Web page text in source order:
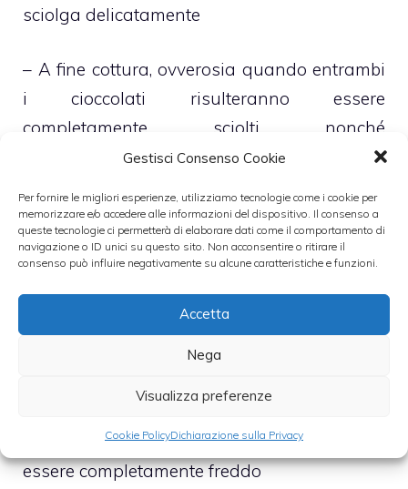
Gestisci Consenso Cookie
Per fornire le migliori esperienze, utilizziamo tecnologie come i cookie per
memorizzare e/o accedere alle informazioni del dispositivo. Il consenso a
queste tecnologie ci permetterà di elaborare dati come il comportamento di
navigazione o ID unici su questo sito. Non acconsentire o ritirare il
consenso può influire negativamente su alcune caratteristiche e funzioni.
Accetta
Nega
Visualizza preferenze
Cookie PolicyDichiarazione sulla Privacy
sciolga delicatamente
– A fine cottura, ovverosia quando entrambi
i cioccolati risulteranno essere
completamente sciolti nonché
adeguatamente amalgamati, rimuovi il
composto
– Monta la panna fresca per dolci, insieme a
qualche cucchiaio di zucchero, così che
cioccolato che, ormai, dovrebbe risultare
essere completamente freddo